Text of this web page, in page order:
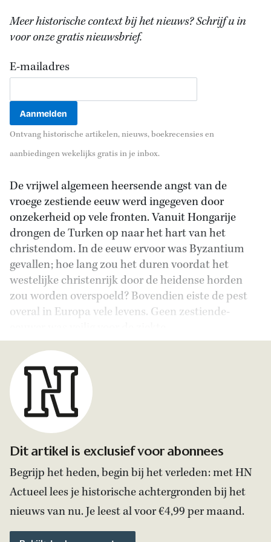
Meer historische context bij het nieuws? Schrijf u in
voor onze gratis nieuwsbrief.
E-mailadres
Ontvang historische artikelen, nieuws, boekrecensies en
aanbiedingen wekelijks gratis in je inbox.
De vrijwel algemeen heersende angst van de
vroege zestiende eeuw werd ingegeven door
onzekerheid op vele fronten. Vanuit Hongarije
drongen de Turken op naar het hart van het
christendom. In de eeuw ervoor was Byzantium
gevallen; hoe lang zou het duren voordat het
westelijke christenrijk door de heidense horden
zou worden overspoeld? Bovendien eiste de pest
overal in Europa vele levens. Geen zestiende-
Dit artikel is exclusief voor abonnees
Begrijp het heden, begin bij het verleden: met HN
Actueel lees je historische achtergronden bij het
nieuws van nu. Je leest al voor €4,99 per maand.